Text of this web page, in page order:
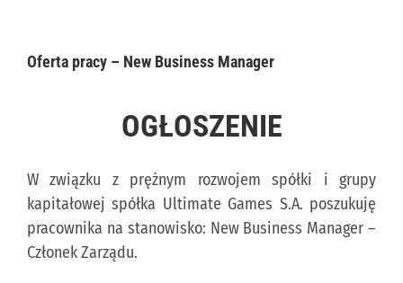
AKTUALNOŚCI
PLAN PREMIER
SPÓŁKA
KONTAKT
Oferta pracy – New Business Manager
OGŁOSZENIE
W związku z prężnym rozwojem spółki i grupy
kapitałowej spółka Ultimate Games S.A. poszukuję
pracownika na stanowisko: New Business Manager –
Członek Zarządu.